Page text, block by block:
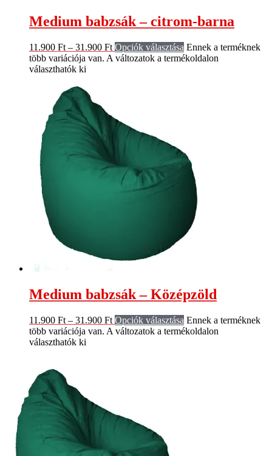
Medium babzsák – citrom-barna
11.900 Ft – 31.900 Ft Opciók választása Ennek a terméknek
több variációja van. A változatok a termékoldalon
választhatók ki
Medium babzsák – Középzöld
11.900 Ft – 31.900 Ft Opciók választása Ennek a terméknek
több variációja van. A változatok a termékoldalon
választhatók ki